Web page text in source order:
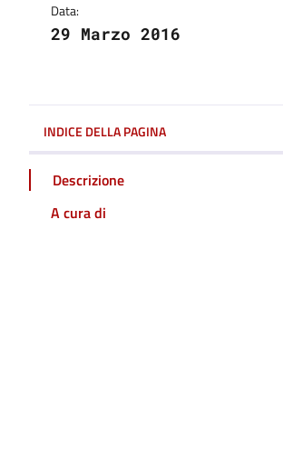
Data:
29 Marzo 2016
INDICE DELLA PAGINA
Descrizione
A cura di